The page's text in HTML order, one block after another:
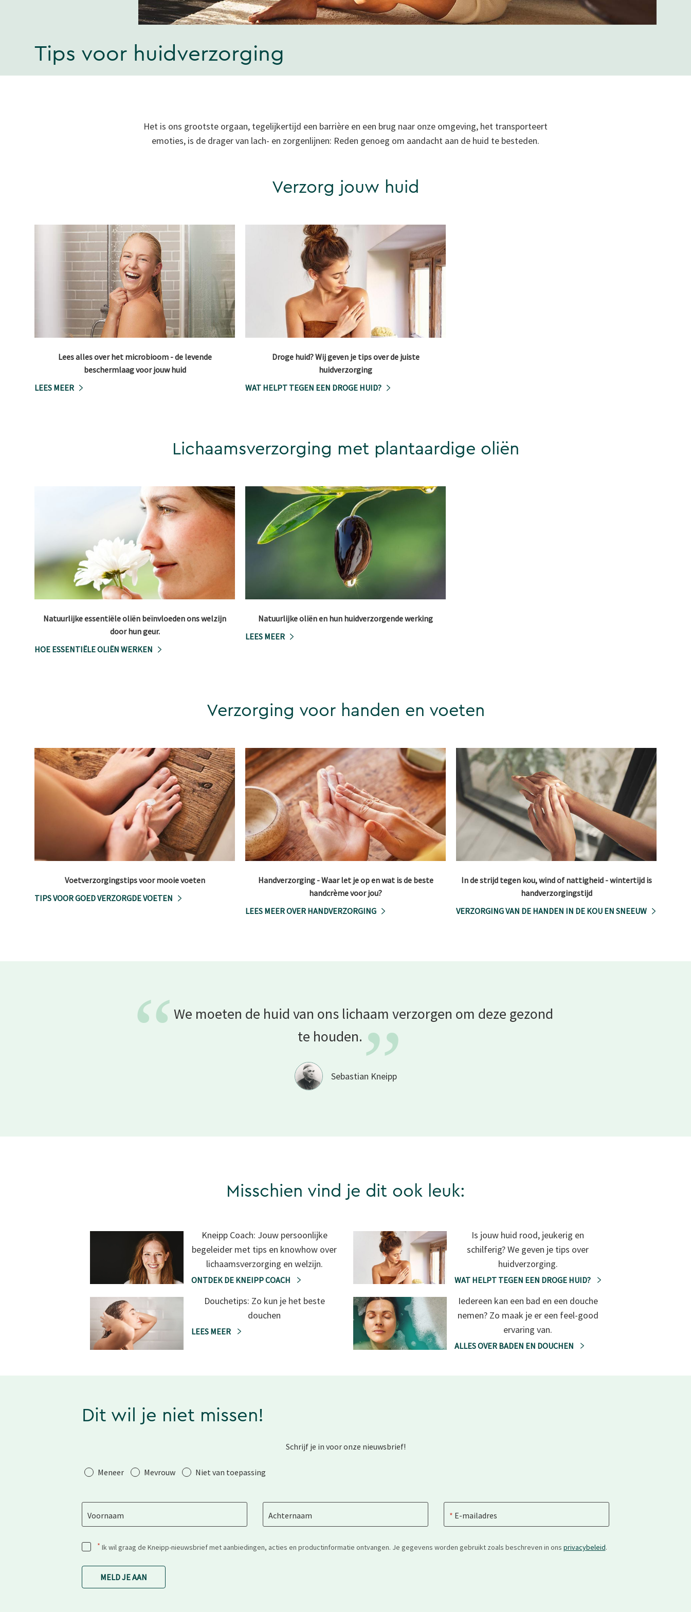
Tips voor huidverzorging
Het is ons grootste orgaan, tegelijkertijd een barrière en een brug naar onze omgeving, het transporteert
emoties, is de drager van lach- en zorgenlijnen: Reden genoeg om aandacht aan de huid te besteden.
Verzorg jouw huid
Lees alles over het microbioom - de levende
beschermlaag voor jouw huid
LEES MEER
Droge huid? Wij geven je tips over de juiste
huidverzorging
WAT HELPT TEGEN EEN DROGE HUID?
Lichaamsverzorging met plantaardige oliën
Natuurlijke essentiële oliën beïnvloeden ons welzijn
door hun geur.
HOE ESSENTIËLE OLIËN WERKEN
Natuurlijke oliën en hun huidverzorgende werking
LEES MEER
Verzorging voor handen en voeten
Voetverzorgingstips voor mooie voeten
TIPS VOOR GOED VERZORGDE VOETEN
Handverzorging - Waar let je op en wat is de beste
handcrème voor jou?
LEES MEER OVER HANDVERZORGING
In de strijd tegen kou, wind of nattigheid - wintertijd is
handverzorgingstijd
VERZORGING VAN DE HANDEN IN DE KOU EN SNEEUW
“ We moeten de huid van ons lichaam verzorgen om deze gezond
te houden.”
Sebastian Kneipp
Misschien vind je dit ook leuk:
Kneipp Coach: Jouw persoonlijke
begeleider met tips en knowhow over
lichaamsverzorging en welzijn.
ONTDEK DE KNEIPP COACH
Is jouw huid rood, jeukerig en
schilferig? We geven je tips over
huidverzorging.
WAT HELPT TEGEN EEN DROGE HUID?
Douchetips: Zo kun je het beste
douchen
LEES MEER
Iedereen kan een bad en een douche
nemen? Zo maak je er een feel-good
ervaring van.
ALLES OVER BADEN EN DOUCHEN
Dit wil je niet missen!
Schrijf je in voor onze nieuwsbrief!
Aanhef
Meneer Mevrouw Niet van toepassing
Voornaam Achternaam E-mailadres
* Ik wil graag de Kneipp-nieuwsbrief met aanbiedingen, acties en productinformatie ontvangen. Je gegevens worden gebruikt zoals beschreven in ons privacybeleid.
MELD JE AAN